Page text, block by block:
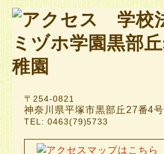
〒254-0821
神奈川県平塚市黒部丘27番4号
TEL: 0463(79)5733